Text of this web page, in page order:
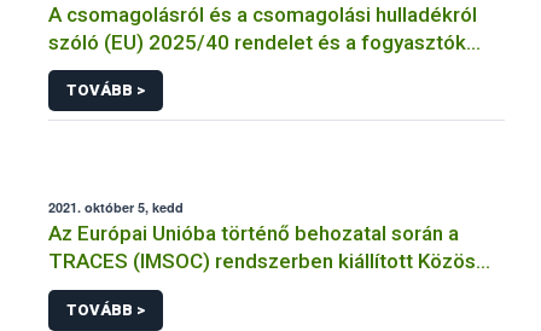
A csomagolásról és a csomagolási hulladékról
szóló (EU) 2025/40 rendelet és a fogyasztók
élelmiszerekkel kapcsolatos tájékoztatásáról
szóló 1169/2011/EU rendelet jelölési
kötelezettségeinek összehangolásáról szóló
TOVÁBB >
2021. október 5, kedd
Az Európai Unióba történő behozatal során a
TRACES (IMSOC) rendszerben kiállított Közös
Egészségügyi Beléptetési Okmány: KEBO-D
(angolul: CHEDD) használata
TOVÁBB >